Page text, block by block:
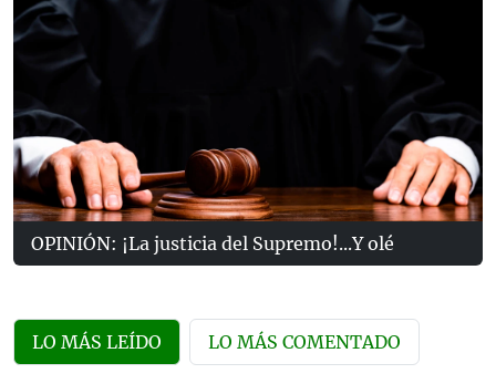
OPINIÓN: ¡La justicia del Supremo!...Y olé
LO MÁS LEÍDO LO MÁS COMENTADO